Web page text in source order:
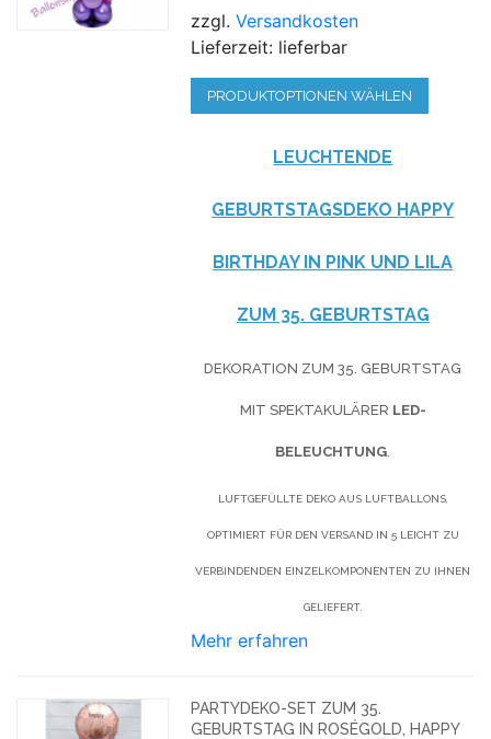
zzgl.Versandkosten
Lieferzeit: lieferbar
PRODUKTOPTIONEN WÄHLEN
LEUCHTENDE
GEBURTSTAGSDEKO HAPPY
BIRTHDAY IN PINK UND LILA
ZUM 35. GEBURTSTAG
DEKORATION ZUM 35. GEBURTSTAG
MIT SPEKTAKULÄRER LED-
BELEUCHTUNG
LUFTGEFÜLLTE DEKO AUS LUFTBALLONS,
OPTIMIERT FÜR DEN VERSAND IN 5 LEICHT ZU
VERBINDENDEN EINZELKOMPONENTEN ZU IHNEN
GELIEFERT.
Mehr erfahren
PARTYDEKO-SET ZUM 35.
GEBURTSTAG IN ROSÉGOLD, HAPPY